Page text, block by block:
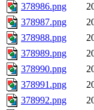
378986.png
378987.png
378988.png
378989.png
378990.png
378991.png
378992.png